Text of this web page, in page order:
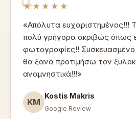
★★★★★
«Απόλυτα ευχαριστημένος!!!
πολύ γρήγορα ακριβώς όπως
φωτογραφίες!!
θα ξανά προτιμήσω τον
αναμνηστικά!!!»
KM
Kostis Makris
Google Review